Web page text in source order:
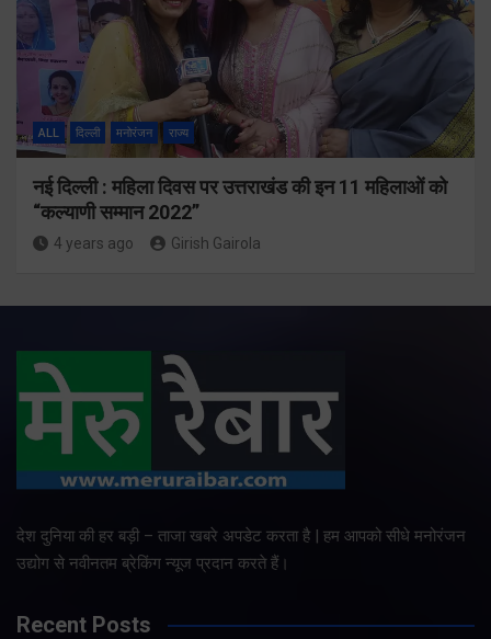
ALL दिल्ली मनोरंजन राज्य
नई दिल्ली : महिला दिवस पर उत्तराखंड की इन 11 महिलाओं को
“कल्याणी सम्मान 2022”
4 years ago Girish Gairola
देश दुनिया की हर बड़ी – ताजा खबरे अपडेट करता है | हम आपको सीधे मनोरंजन
उद्योग से नवीनतम ब्रेकिंग न्यूज प्रदान करते हैं।
Recent Posts